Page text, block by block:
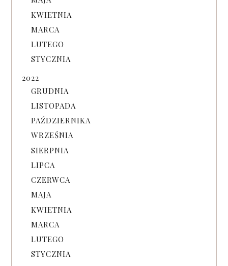
KWIETNIA
MARCA
LUTEGO
STYCZNIA
2022
GRUDNIA
LISTOPADA
PAŹDZIERNIKA
WRZEŚNIA
SIERPNIA
LIPCA
CZERWCA
MAJA
KWIETNIA
MARCA
LUTEGO
STYCZNIA